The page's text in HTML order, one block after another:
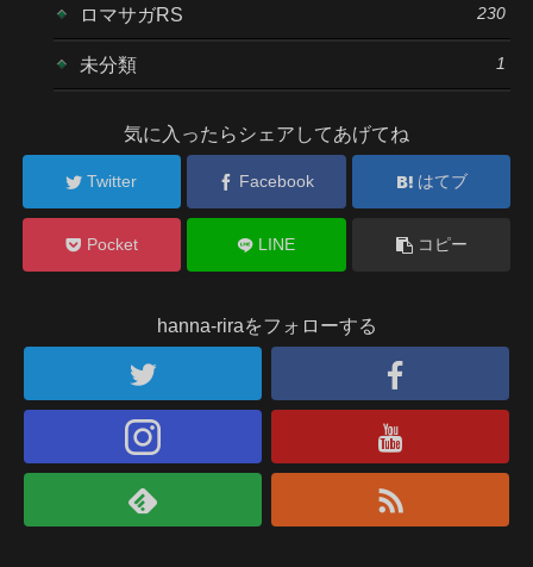
ロマサガRS 230
未分類 1
気に入ったらシェアしてあげてね
Twitter Facebook はてブ
Pocket LINE コピー
hanna-riraをフォローする